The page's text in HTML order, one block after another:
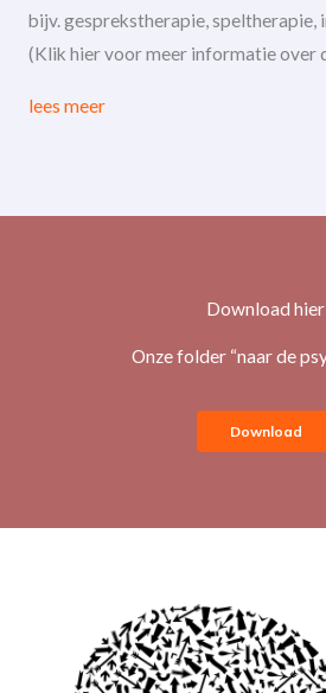
bijv. gesprekstherapie, speltherapie,
(Klik hier voor meer informatie over
lees meer
Download hier
Onze folder “naar de
Download